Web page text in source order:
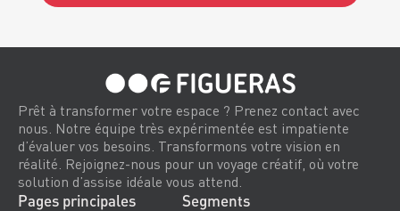
Prêt à transformer votre espace ? Prenez contact avec
nous. Notre équipe très expérimentée est impatiente
d’évaluer vos besoins. Transformons votre vision en
réalité. Rejoignez-nous pour un voyage créatif, où votre
solution d’assise idéale vous attend.
Pages principales Segments